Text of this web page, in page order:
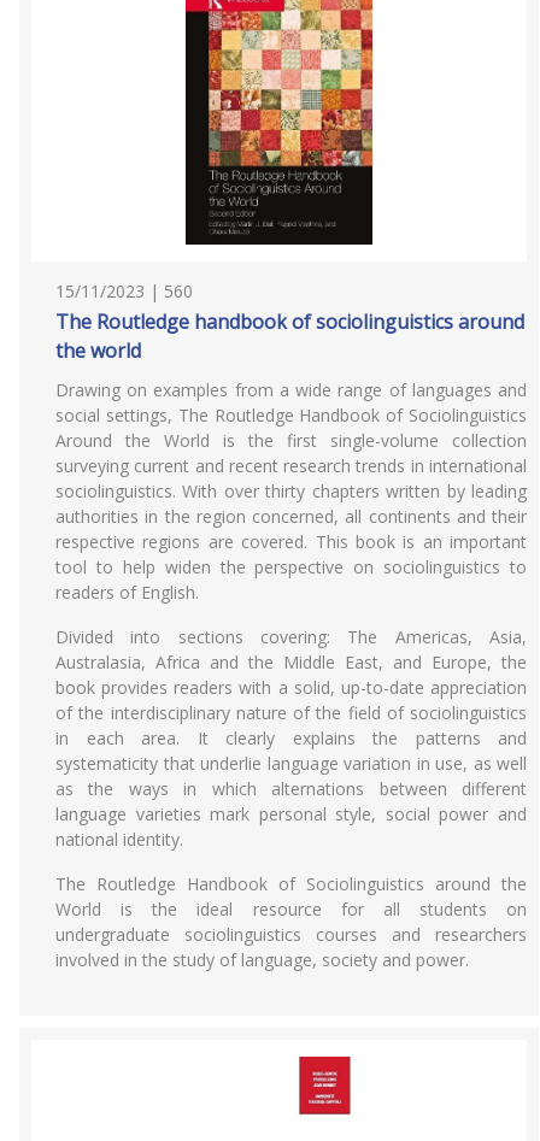
15/11/2023 | 560
The Routledge handbook of sociolinguistics around
the world
Drawing on examples from a wide range of languages and
social settings, The Routledge Handbook of Sociolinguistics
Around the World is the first single-volume collection
surveying current and recent research trends in international
sociolinguistics. With over thirty chapters written by leading
authorities in the region concerned, all continents and their
respective regions are covered. This book is an important
tool to help widen the perspective on sociolinguistics to
readers of English.
Divided into sections covering: The Americas, Asia,
Australasia, Africa and the Middle East, and Europe, the
book provides readers with a solid, up-to-date appreciation
of the interdisciplinary nature of the field of sociolinguistics
in each area. It clearly explains the patterns and
systematicity that underlie language variation in use, as well
as the ways in which alternations between different
language varieties mark personal style, social power and
national identity.
The Routledge Handbook of Sociolinguistics around the
World is the ideal resource for all students on
undergraduate sociolinguistics courses and researchers
involved in the study of language, society and power.